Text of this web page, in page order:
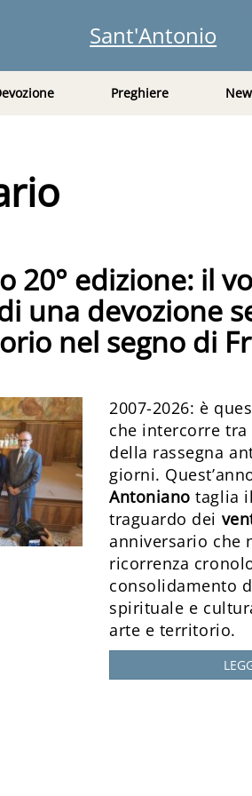
Sant'Antonio
Preghiere
20° edizione: il
una devozione
nel segno di
2007-2026: è
che intercorre
della rassegna
giorni.
Antoniano taglia
traguardo dei
anniversario che
ricorrenza
consolidamento
spirituale e
arte e territorio.